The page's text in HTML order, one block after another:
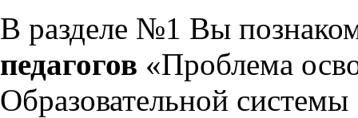
В разделе №1 Вы
педагогов «Проблема
Образовательной